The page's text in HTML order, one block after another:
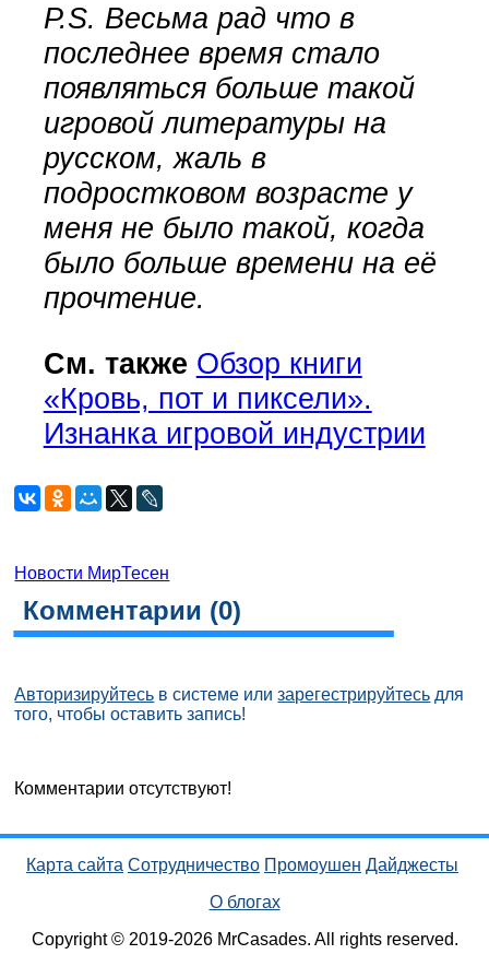
P.S. Весьма рад что в
последнее время стало
появляться больше такой
игровой литературы на
русском, жаль в
подростковом возрасте у
меня не было такой, когда
было больше времени на её
прочтение.
См. также Обзор книги
«Кровь, пот и пиксели».
Изнанка игровой индустрии
Новости МирТесен
Комментарии (0)
Авторизируйтесь в системе илизарегестрируйтесь для
того, чтобы оставить запись!
Комментарии отсутствуют!
Карта сайта Сотрудничество Промоушен Дайджесты
О блогах
Copyright © 2019-2026 MrCasades. All rights reserved.